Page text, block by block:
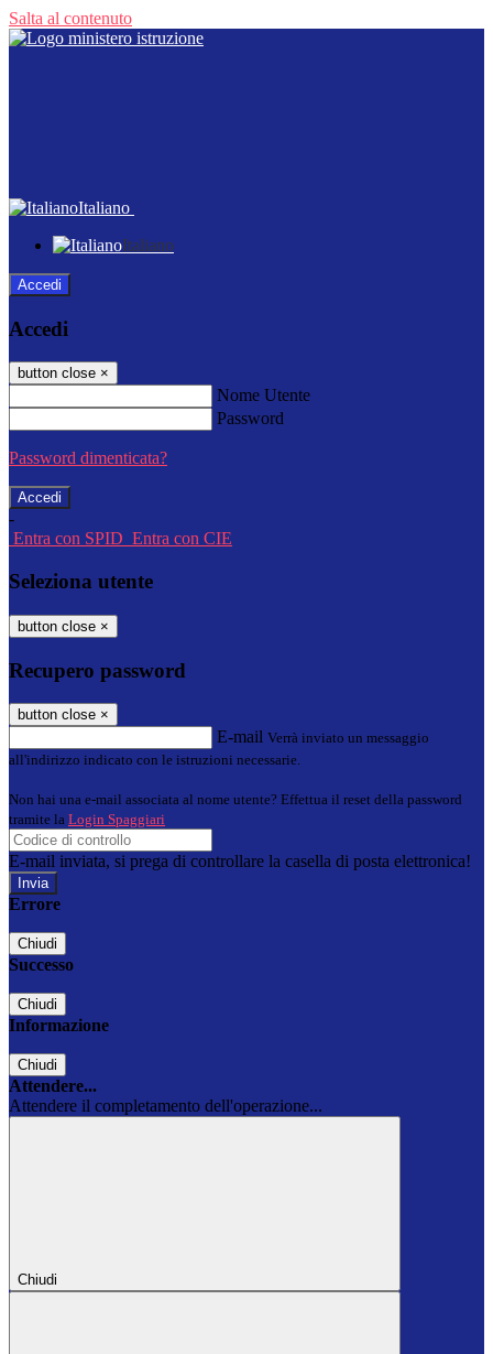
Salta al contenuto
Italiano
Italiano
Accedi
Accedi
button close ×
Nome Utente
Password
Password dimenticata?
-
Entra con SPID Entra con CIE
Seleziona utente
button close ×
Recupero password
button close ×
E-mail Verrà inviato un messaggio
all'indirizzo indicato con le istruzioni necessarie.
Non hai una e-mail associata al nome utente? Effettua il reset della password
tramite la Login Spaggiari
E-mail inviata, si prega di controllare la casella di posta elettronica!
Errore
Chiudi
Successo
Chiudi
Informazione
Chiudi
Attendere...
Attendere il completamento dell'operazione...
Chiudi